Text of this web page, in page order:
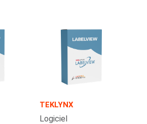
TEKLYNX
Logiciel